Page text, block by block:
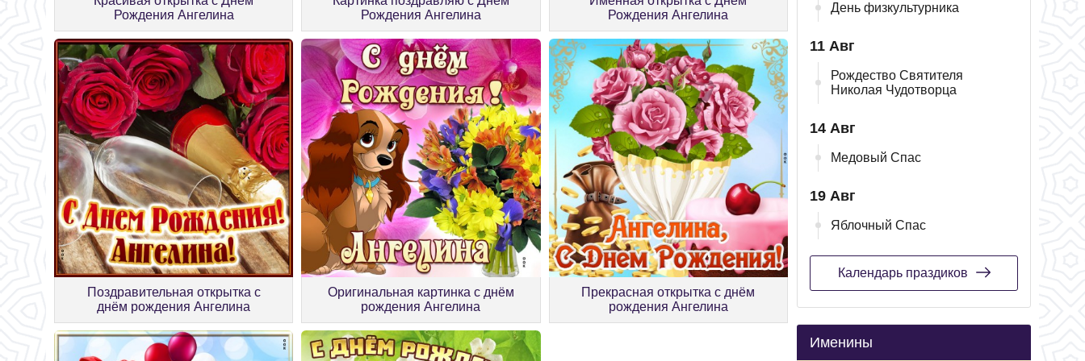
Рождения Ангелина
Рождения Ангелина
Рождения Ангелина
Поздравительная открытка с
днём рождения Ангелина
Оригинальная картинка с днём
рождения Ангелина
Прекрасная открытка с днём
рождения Ангелина
День физкультурника
11 Авг
Рождество Святителя
Николая Чудотворца
14 Авг
Медовый Спас
19 Авг
Яблочный Спас
Календарь праздиков
Именины